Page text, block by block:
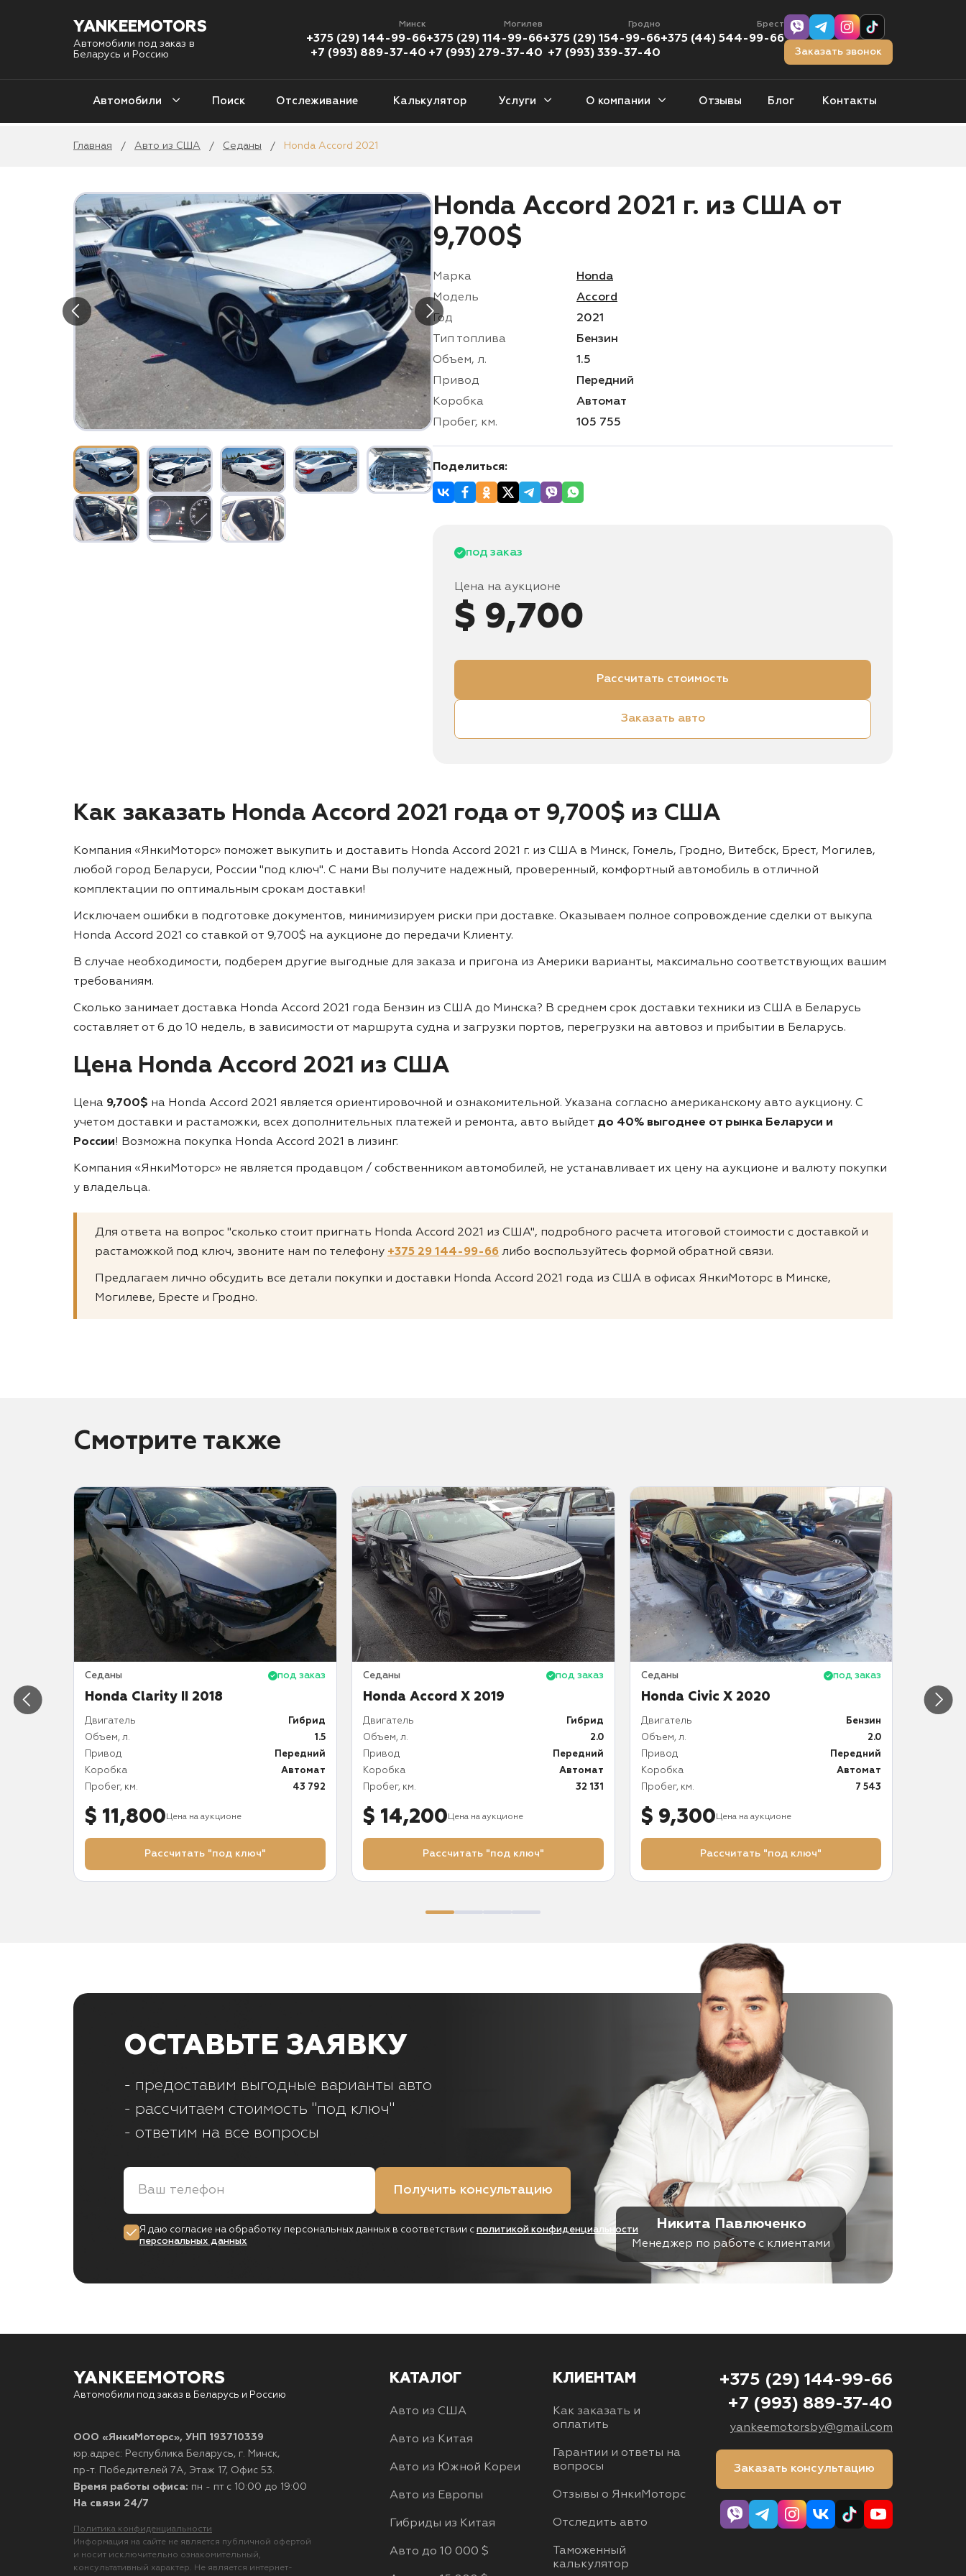
YANKEEMOTORS
Автомобили под заказ в
Беларусь и Россию
Минск
+375 (29) 144-99-66
+7 (993) 889-37-40
Могилев
+375 (29) 114-99-66
+7 (993) 279-37-40
Гродно
+375 (29) 154-99-66
+7 (993) 339-37-40
Брест
+375 (44) 544-99-66
Заказать звонок
Автомобили
Авто из Кореи
Авто из Китая
Авто из Европы
Универсалы
49 авто
Кабриолеты
56 авто
Купе
208 авто
Мотоциклы
383 мото
Поиск Отслеживание Калькулятор Услуги О компании Отзывы Блог Контакты
Главная / Авто из США / Седаны / Honda Accord 2021
Honda Accord 2021 г. из США от
9,700$
Марка
Honda
Модель
Accord
Год
2021
Тип топлива
Бензин
Объем, л.
1.5
Привод
Передний
Коробка
Автомат
Пробег, км.
105 755
Поделиться:
под заказ
Цена на аукционе
$ 9,700
Рассчитать стоимость
Заказать авто
Как заказать Honda Accord 2021 года от 9,700$ из США
Компания «ЯнкиМоторс» поможет выкупить и доставить Honda Accord 2021 г. из США в Минск, Гомель, Гродно, Витебск, Брест, Могилев,
любой город Беларуси, России "под ключ". С нами Вы получите надежный, проверенный, комфортный автомобиль в отличной
комплектации по оптимальным срокам доставки!
Исключаем ошибки в подготовке документов, минимизируем риски при доставке. Оказываем полное сопровождение сделки от выкупа
Honda Accord 2021 со ставкой от 9,700$ на аукционе до передачи Клиенту.
В случае необходимости, подберем другие выгодные для заказа и пригона из Америки варианты, максимально соответствующих вашим
требованиям.
Сколько занимает доставка Honda Accord 2021 года Бензин из США до Минска? В среднем срок доставки техники из США в Беларусь
составляет от 6 до 10 недель, в зависимости от маршрута судна и загрузки портов, перегрузки на автовоз и прибытии в Беларусь.
Цена Honda Accord 2021 из США
Цена 9,700$ на Honda Accord 2021 является ориентировочной и ознакомительной. Указана согласно американскому авто аукциону. С
учетом доставки и растаможки, всех дополнительных платежей и ремонта, авто выйдет до 40% выгоднее от рынка Беларуси и
России! Возможна покупка Honda Accord 2021 в лизинг.
Компания «ЯнкиМоторс» не является продавцом / собственником автомобилей, не устанавливает их цену на аукционе и валюту покупки
у владельца.
Для ответа на вопрос "сколько стоит пригнать Honda Accord 2021 из США", подробного расчета итоговой стоимости с доставкой и
растаможкой под ключ, звоните нам по телефону +375 29 144-99-66 либо воспользуйтесь формой обратной связи.
Предлагаем лично обсудить все детали покупки и доставки Honda Accord 2021 года из США в офисах ЯнкиМоторс в Минске,
Могилеве, Бресте и Гродно.
Смотрите также
Седаны под заказ
Honda Clarity II 2018
Двигатель
Гибрид
Объем, л.
1.5
Привод
Передний
Коробка
Автомат
Пробег, км.
43 792
$ 11,800 Цена на аукционе
Рассчитать "под ключ"
Седаны под заказ
Honda Accord X 2019
Двигатель
Гибрид
Объем, л.
2.0
Привод
Передний
Коробка
Автомат
Пробег, км.
32 131
$ 14,200 Цена на аукционе
Рассчитать "под ключ"
Седаны под заказ
Honda Civic X 2020
Двигатель
Бензин
Объем, л.
2.0
Привод
Передний
Коробка
Автомат
Пробег, км.
7 543
$ 9,300 Цена на аукционе
Рассчитать "под ключ"
ОСТАВЬТЕ ЗАЯВКУ
- предоставим выгодные варианты авто
- рассчитаем стоимость "под ключ"
- ответим на все вопросы
Получить консультацию
Я даю согласие на обработку персональных данных в соответствии с политикой конфиденциальности
персональных данных
Никита Павлюченко
Менеджер по работе с клиентами
+375 (29) 144-99-66
+7 (993) 889-37-40
yankeemotorsby@gmail.com
Заказать консультацию
КАТАЛОГ
Авто из США
Авто из Китая
Авто из Южной Кореи
Авто из Европы
Гибриды из Китая
Авто до 10 000 $
КЛИЕНТАМ
Как заказать и
оплатить
Гарантии и ответы на
вопросы
Отзывы о ЯнкиМоторс
Отследить авто
Таможенный
калькулятор
YANKEEMOTORS
Автомобили под заказ в Беларусь и Россию
ООО «ЯнкиМоторс», УНП 193710339
юр.адрес: Республика Беларусь, г. Минск,
пр-т. Победителей 7А, Этаж 17, Офис 53.
Время работы офиса: пн - пт с 10:00 до 19:00
На связи 24/7
Политика конфиденциальности
Информация на сайте не является публичной офертой
и носит исключительно ознакомительный,
консультативный характер. Не является интернет-